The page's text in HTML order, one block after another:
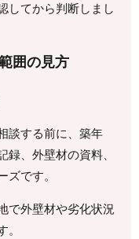
してから判断しまし
囲の見方
談する前に、築年
、外壁材の資料、
です。
で外壁材や劣化状況